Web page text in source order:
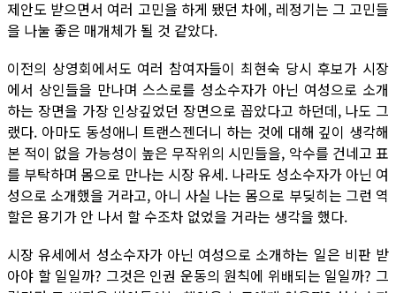
제안도 받으면서 여러 고민을 하게 됐던 차에, 레정기는 그 고민들
을 나눌 좋은 매개체가 될 것 같았다.
이전의 상영회에서도 여러 참여자들이 최현숙 당시 후보가 시장
에서 상인들을 만나며 스스로를 성소수자가 아닌 여성으로 소개
하는 장면을 가장 인상깊었던 장면으로 꼽았다고 하던데, 나도 그
랬다. 아마도 동성애니 트랜스젠더니 하는 것에 대해 깊이 생각해
본 적이 없을 가능성이 높은 무작위의 시민들을, 악수를 건네고 표
를 부탁하며 몸으로 만나는 시장 유세. 나라도 성소수자가 아닌 여
성으로 소개했을 거라고, 아니 사실 나는 몸으로 부딪히는 그런 역
할은 용기가 안 나서 할 수조차 없었을 거라는 생각을 했다.
시장 유세에서 성소수자가 아닌 여성으로 소개하는 일은 비판 받
아야 할 일일까? 그것은 인권 운동의 원칙에 위배되는 일일까? 그